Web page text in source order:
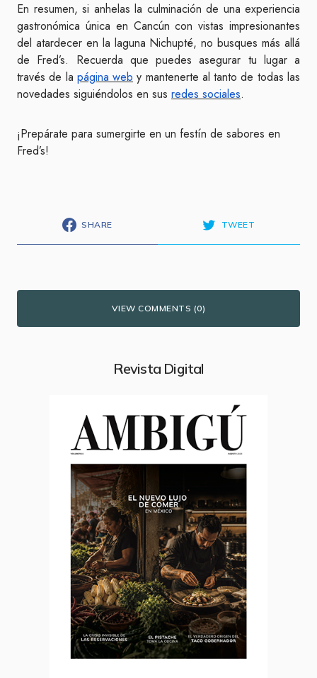
En resumen, si anhelas la culminación de una experiencia
gastronómica única en Cancún con vistas impresionantes
del atardecer en la laguna Nichupté, no busques más allá
de Fred’s. Recuerda que puedes asegurar tu lugar a
través de la página web y mantenerte al tanto de todas las
novedades siguiéndolos en sus redes sociales.
¡Prepárate para sumergirte en un festín de sabores en
Fred’s!
SHARE TWEET
VIEW COMMENTS (0)
Revista Digital